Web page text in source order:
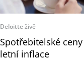
Deloitte živě
Spotřebitelské
letní inflace